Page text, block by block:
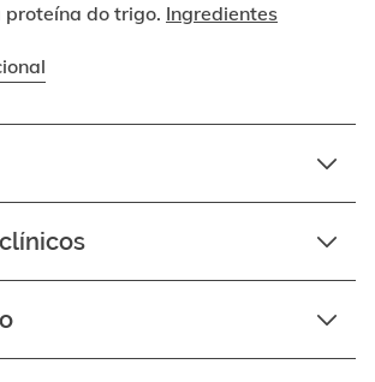
do trigo. Ingredientes